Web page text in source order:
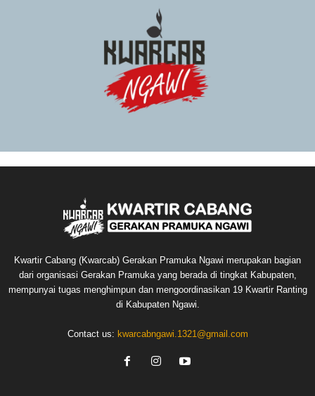
Kwartir Cabang (Kwarcab) Gerakan Pramuka Ngawi merupakan bagian
dari organisasi Gerakan Pramuka yang berada di tingkat Kabupaten,
mempunyai tugas menghimpun dan mengoordinasikan 19 Kwartir Ranting
di Kabupaten Ngawi.
Contact us: kwarcabngawi.1321@gmail.com